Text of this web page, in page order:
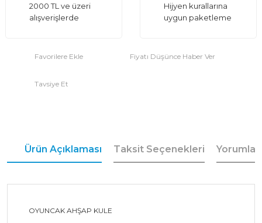
2000 TL ve üzeri
alışverişlerde
Hijyen kurallarına
uygun paketleme
Fiyatı Düşünce Haber Ver
Tavsiye Et
Ürün Açıklaması Taksit Seçenekleri Yorumlar
OYUNCAK AHŞAP KULE